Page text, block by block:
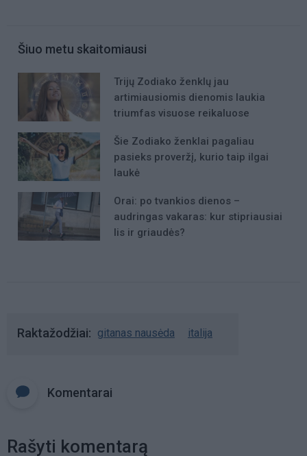
Šiuo metu skaitomiausi
Trijų Zodiako ženklų jau
artimiausiomis dienomis laukia
triumfas visuose reikaluose
Šie Zodiako ženklai pagaliau
pasieks proveržį, kurio taip ilgai
laukė
Orai: po tvankios dienos –
audringas vakaras: kur stipriausiai
lis ir griaudės?
Raktažodžiai gitanas nausėda italija
Komentarai
Rašyti komentarą